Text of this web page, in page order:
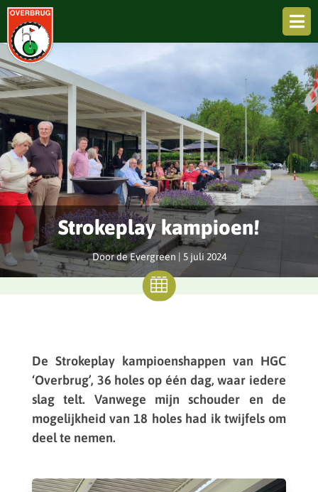

Strokeplay kampioen!
Door de Evergreen | 5 juli 2024

De Stro­ke­play kampi­oens­hap­pen van HGC
‘Overbrug’, 36 holes op één dag, waar iedere
slag telt. Vanwege mijn schou­der en de
moge­lijk­heid van 18 holes had ik twij­fels om
deel te nemen.